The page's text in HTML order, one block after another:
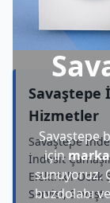
Savaştepe
için
sunuyoruz.
buzdolabı
Savaştepe
Hizmetler
Savaştepe
İndesit
Elektrikli Ocak
Servisi,